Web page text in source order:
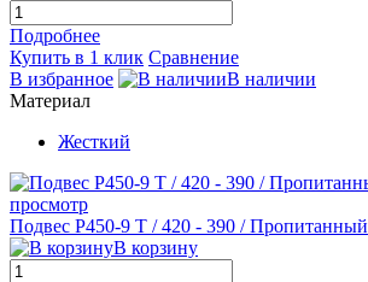
Подробнее
Купить в 1 клик Сравнение
В избранное
В наличии
Материал
Жесткий
просмотр
Подвес P450-9 Т / 420 - 390 / Пропитанный
В корзину